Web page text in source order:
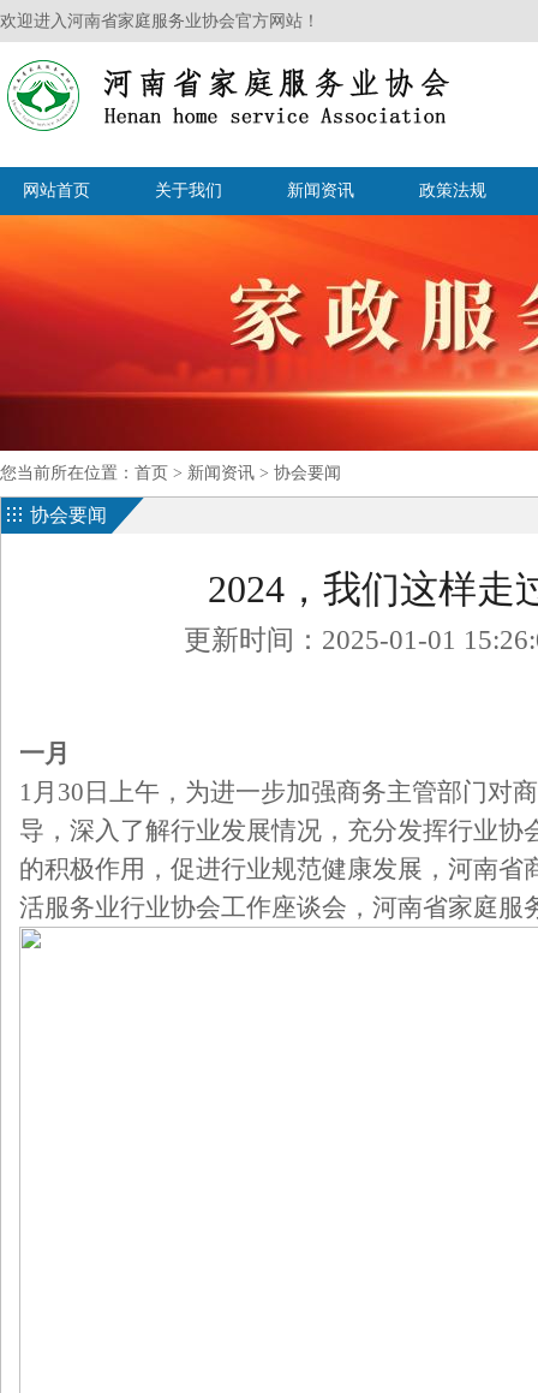
欢迎进入河南省家庭服务业协会官方网站！
网站首页 关于我们 新闻资讯 政策法规
您当前所在位置： 首页 > 新闻资讯 > 协会要闻
协会要闻
2024，我们这样
更新时间：2025-01-01
一月
1月30日上午，为进一步加强商务主管部门对
导，深入了解行业发展情况，充分发挥行业协
的积极作用，促进行业规范健康发展，河南省
活服务业行业协会工作座谈会，河南省家庭服